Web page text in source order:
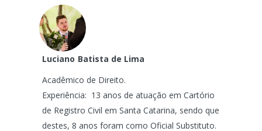
Luciano Batista de Lima
Acadêmico de Direito.
Experiência: 13 anos de atuação em Cartório
de Registro Civil em Santa Catarina, sendo que
destes, 8 anos foram como Oficial Substituto.